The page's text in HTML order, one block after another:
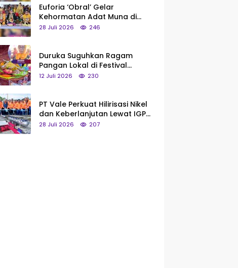
Euforia ‘Obral’ Gelar
Kehormatan Adat Muna di
Silaturahmi KKMM, Ridwan Bae:
28 Juli 2026 246
Duruka Suguhkan Ragam
Pangan Lokal di Festival
Liangkobhori, Dari Umbi Rebus
12 Juli 2026 230
PT Vale Perkuat Hilirisasi Nikel
dan Keberlanjutan Lewat IGP
Morowali
28 Juli 2026 207